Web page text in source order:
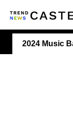
2024 Music